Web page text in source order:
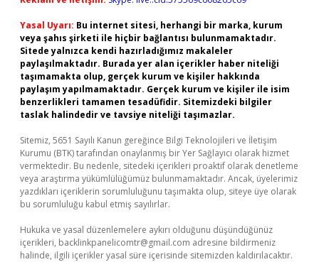
Yasal Uyarı: Bu internet sitesi, herhangi bir marka, kurum
veya şahıs şirketi ile hiçbir bağlantısı bulunmamaktadır.
Sitede yalnızca kendi hazırladığımız makaleler
paylaşılmaktadır. Burada yer alan içerikler haber niteliği
taşımamakta olup, gerçek kurum ve kişiler hakkında
paylaşım yapılmamaktadır. Gerçek kurum ve kişiler ile isim
benzerlikleri tamamen tesadüfidir. Sitemizdeki bilgiler
taslak halindedir ve tavsiye niteliği taşımazlar.
Sitemiz, 5651 Sayılı Kanun gereğince Bilgi Teknolojileri ve İletişim
Kurumu (BTK) tarafından onaylanmış bir Yer Sağlayıcı olarak hizmet
vermektedir. Bu nedenle, sitedeki içerikleri proaktif olarak denetleme
veya araştırma yükümlülüğümüz bulunmamaktadır. Ancak, üyelerimiz
yazdıkları içeriklerin sorumluluğunu taşımakta olup, siteye üye olarak
bu sorumluluğu kabul etmiş sayılırlar.
Hukuka ve yasal düzenlemelere aykırı olduğunu düşündüğünüz
içerikleri, backlinkpanelicomtr@gmail.com adresine bildirmeniz
halinde, ilgili içerikler yasal süre içerisinde sitemizden kaldırılacaktır.